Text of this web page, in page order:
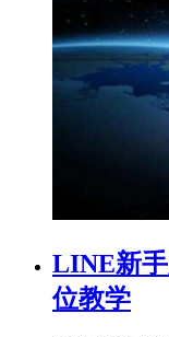
LINE新
位教学